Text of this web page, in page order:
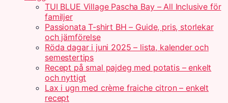
TUI BLUE Village Pascha Bay – All Inclusive för
familjer
Passionata T-shirt BH – Guide, pris, storlekar
och jämförelse
Röda dagar i juni 2025 – lista, kalender och
semestertips
Recept på smal pajdeg med potatis – enkelt
och nyttigt
Lax i ugn med crème fraiche citron – enkelt
recept